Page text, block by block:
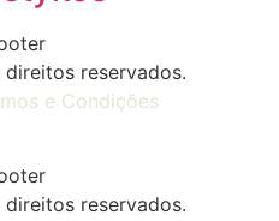
reservados.
e Condições
reservados.